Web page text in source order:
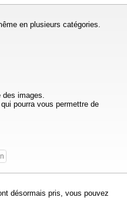
en plusieurs catégories.
des images.
pourra vous permettre de
désormais pris, vous pouvez